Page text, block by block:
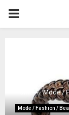
PRIMARY
Mode /
Mode / Fashion /